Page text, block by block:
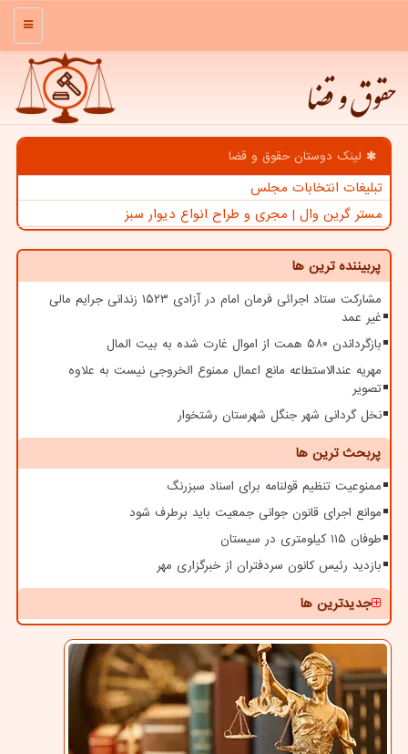
منو
حقوق و قضا
لینک دوستان حقوق و قضا
تبلیغات انتخابات مجلس
مستر گرین وال | مجری و طراح انواع دیوار سبز
پربیننده ترین ها
مشارکت ستاد اجرائی فرمان امام در آزادی ۱۵۲۳ زندانی جرایم مالی
غیر عمد
بازگرداندن ۵۸۰ همت از اموال غارت شده به بیت المال
مهریه عندالاستطاعه مانع اعمال ممنوع الخروجی نیست به علاوه
تصویر
نخل گردانی شهر جنگل شهرستان رشتخوار
پربحث ترین ها
ممنوعیت تنظیم قولنامه برای اسناد سبزرنگ
موانع اجرای قانون جوانی جمعیت باید برطرف شود
طوفان ۱۱۵ کیلومتری در سیستان
بازدید رئیس کانون سردفتران از خبرگزاری مهر
جدیدترین ها